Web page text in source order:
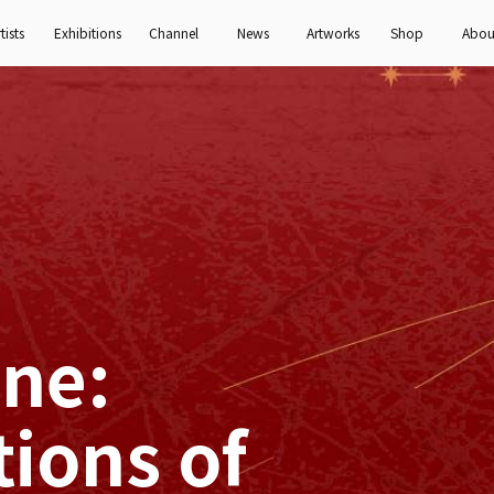
Exhibitions Channel News Artworks Shop
of